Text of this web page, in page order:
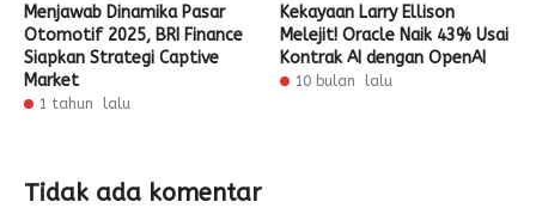
Menjawab Dinamika Pasar
Otomotif 2025, BRI Finance
Siapkan Strategi Captive
Market
1 tahun lalu
Kekayaan Larry Ellison
Melejit! Oracle Naik 43% Usai
Kontrak AI dengan OpenAI
10 bulan lalu
Tidak ada komentar